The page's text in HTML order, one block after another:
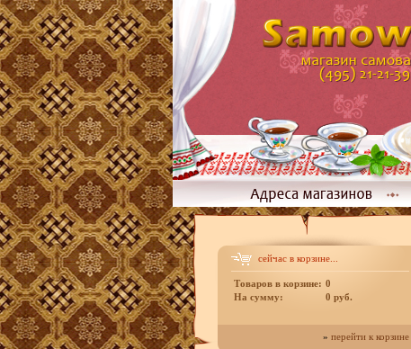
сейчас в корзине...
Товаров в корзине: 0
На сумму:
0 руб.
» перейти к корзине